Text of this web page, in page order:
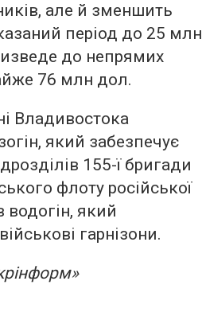
але й зменшить
період до 25 млн
до непрямих
76 млн дол.
Владивостока
який забезпечує
155-ї бригади
флоту російської
водогін, який
гарнізони.